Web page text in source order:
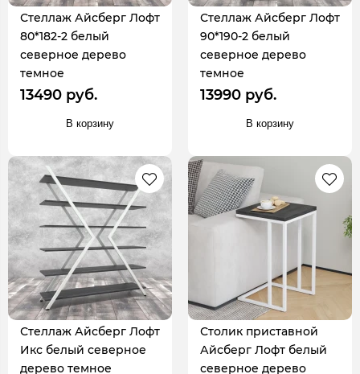
Стеллаж Айсберг Лофт
80*182-2 белый
северное дерево
темное
13490 руб.
В корзину
Стеллаж Айсберг Лофт
90*190-2 белый
северное дерево
темное
13990 руб.
В корзину
Стеллаж Айсберг Лофт
Икс белый северное
дерево темное
Столик приставной
Айсберг Лофт белый
северное дерево